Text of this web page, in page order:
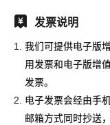
发票说明
1. 我们可提供电子版
用发票和电子版增
发票。
2. 电子发票会经由手
邮箱方式同时抄送